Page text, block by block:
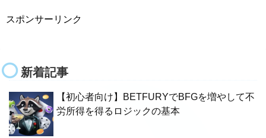
スポンサーリンク
新着記事
【初心者向け】BETFURYでBFGを増やして不
労所得を得るロジックの基本